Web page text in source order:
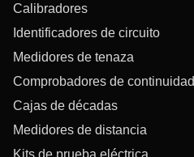
Calibradores
Identificadores de circuito
Medidores de tenaza
Comprobadores de continuidad
Cajas de décadas
Medidores de distancia